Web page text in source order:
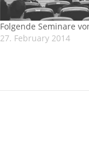
Folgende Seminare
27. February 2014